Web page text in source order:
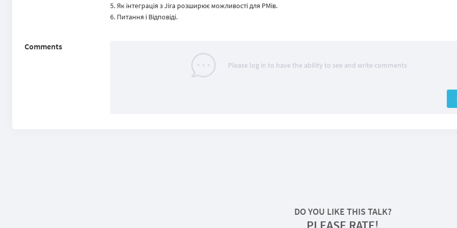
Як інтеграція з Jira розширює можливості для PMів.
Питання і Відповіді.
Comments
Please log in to have the ability to see and write comments
DO YOU LIKE THIS TALK?